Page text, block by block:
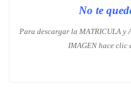
No te
Para descargar la MATRICULA y
IMAGEN hace clic